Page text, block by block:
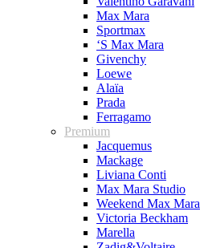
Max Mara
Sportmax
‘S Max Mara
Givenchy
Loewe
Alaïa
Prada
Ferragamo
Premium
Jacquemus
Mackage
Liviana Conti
Max Mara Studio
Weekend Max Mara
Victoria Beckham
Marella